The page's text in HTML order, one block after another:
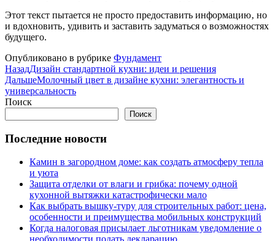
Этот текст пытается не просто предоставить информацию‚ но
и вдохновить‚ удивить и заставить задуматься о возможностях
будущего.
Опубликовано в рубрике Фундамент
НазадДизайн стандартной кухни: идеи и решения
ДальшеМолочный цвет в дизайне кухни: элегантность и
универсальность
Поиск
Поиск
Последние новости
Камин в загородном доме: как создать атмосферу тепла
и уюта
Защита отделки от влаги и грибка: почему одной
кухонной вытяжки катастрофически мало
Как выбрать вышку-туру для строительных работ: цена,
особенности и преимущества мобильных конструкций
Когда налоговая присылает льготникам уведомление о